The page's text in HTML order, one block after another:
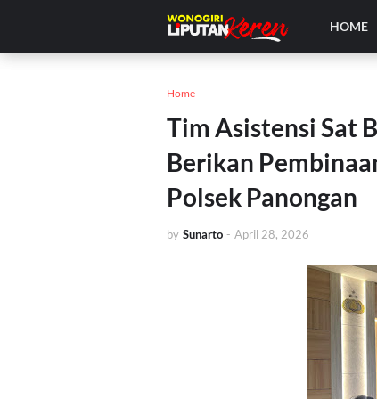
HOME
Home
Tim Asistensi Sat
Berikan
Polsek Panongan
by Sunarto - April 28, 2026